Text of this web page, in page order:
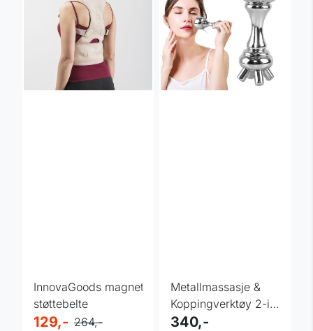
InnovaGoods magnetisk
støttebelte
129,- 264,-
Metallmassasje &
Koppingverktøy 2-i-1
– inSPORTline ...
340,-